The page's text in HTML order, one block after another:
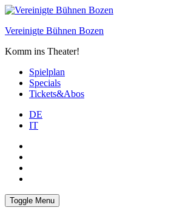
Skip
content
Vereinigte Bühnen Bozen
Komm ins Theater!
Spielplan
Specials
Tickets&Abos
DE
IT
Toggle Menu